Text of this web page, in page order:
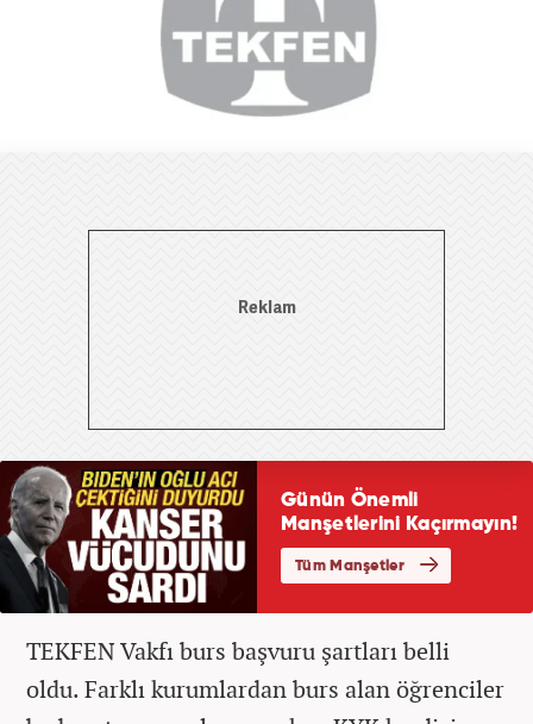
TEKFEN Vakfı burs başvuru şartları belli
oldu. Farklı kurumlardan burs alan öğrenciler